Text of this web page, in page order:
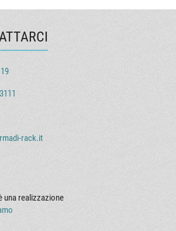
rack.it
una realizzazione